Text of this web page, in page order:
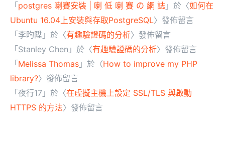
「 postgres 喇賽安裝 | 喇 低 喇 賽 の 網 誌 」於〈如何在
Ubuntu 16.04上安裝與存取PostgreSQL〉發佈留言
「 李昀陞 」於〈有趣驗證碼的分析〉發佈留言
「 Stanley Chen 」於〈有趣驗證碼的分析〉發佈留言
「 Melissa Thomas 」於〈How to improve my PHP
library?〉發佈留言
「 夜行17 」於〈在虛擬主機上設定 SSL/TLS 與啟動
HTTPS 的方法〉發佈留言